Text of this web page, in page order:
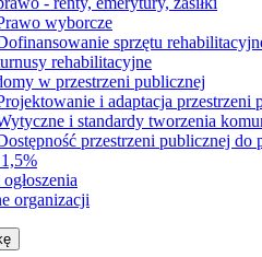
wyborcze
sprzętu
rehabilitacyjne
w przestrzeni publicznej
i adaptacja przestrzeni
i standardy tworzenia
przestrzeni publicznej
organizacji